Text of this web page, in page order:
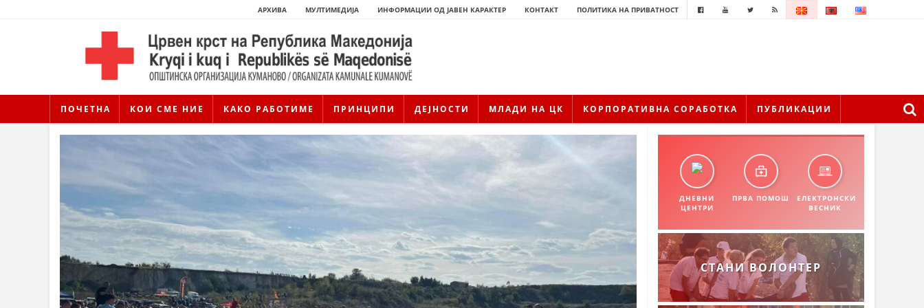
АРХИВА МУЛТИМЕДИЈА ИНФОРМАЦИИ ОД ЈАВЕН КАРАКТЕР КОНТАКТ ПОЛИТИКА НА ПРИВАТНОСТ
ПОЧЕТНА КОИ СМЕ НИЕ КАКО РАБОТИМЕ ПРИНЦИПИ ДЕЈНОСТИ МЛАДИ НА ЦК КОРПОРАТИВНА СОРАБОТКА ПУБЛИКАЦИИ
ИСТОРИЈАТ НА ЦКРМ
ИСТОРИЈАТ НА ДВИЖЕЊЕТО
ДНЕВНИ
ЦЕНТРИ
ПРВА ПОМОШ
ЕЛЕКТРОНСКИ
ВЕСНИК
СТАНИ ВОЛОНТЕР